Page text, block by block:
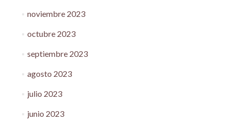
noviembre 2023
octubre 2023
septiembre 2023
agosto 2023
julio 2023
junio 2023